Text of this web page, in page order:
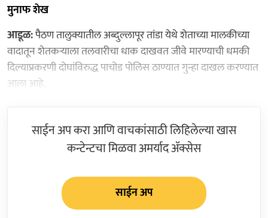
मुनाफ शेख
आडूळ:पैठण तालुक्यातील अब्दुल्लापूर तांडा येथे शेताच्या मालकीच्या
वादातून शेतकऱ्याला तलवारीचा धाक दाखवत जीवे मारण्याची धमकी
दिल्याप्रकरणी दोघांविरुद्ध पाचोड पोलिस ठाण्यात गुन्हा दाखल करण्यात
आला आहे.
साईन अप करा आणि वाचकांसाठी लिहिलेल्या खास
कन्टेन्टचा मिळवा अमर्याद ॲक्सेस
साईन अप